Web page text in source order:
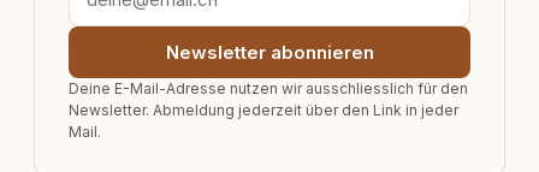
Newsletter abonnieren
Deine E-Mail-Adresse nutzen wir ausschliesslich für den
Newsletter. Abmeldung jederzeit über den Link in jeder
Mail.